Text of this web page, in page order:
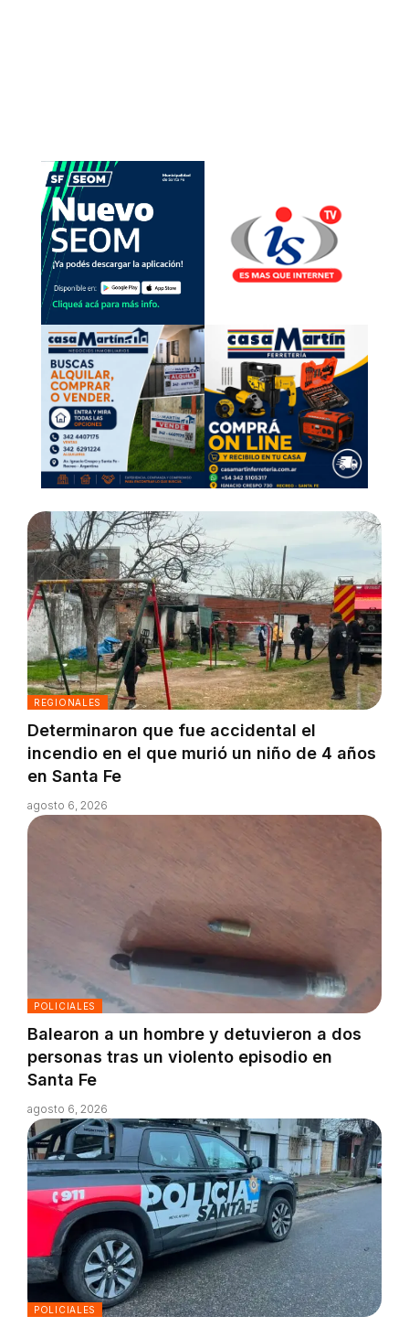
REGIONALES
Determinaron que fue accidental el
incendio en el que murió un niño de 4 años
en Santa Fe
agosto 6, 2026
POLICIALES
Balearon a un hombre y detuvieron a dos
personas tras un violento episodio en
Santa Fe
agosto 6, 2026
POLICIALES